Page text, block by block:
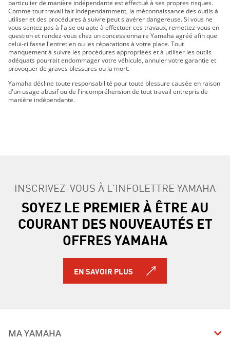
particulier de manière indépendante est effectué à ses propres risques.
Comme tout travail fait indépendamment, la méconnaissance des outils à
utiliser et des procédures à suivre peut s'avérer dangereuse. Si vous ne
vous sentez pas à l'aise ou apte à effectuer ces travaux, remettez-vous en
question et rendez-vous chez un concessionnaire Yamaha agréé afin que
celui-ci fasse l'entretien ou les réparations à votre place. Tout
manquement à suivre les procédures appropriées et à utiliser les outils
adéquats pourrait endommager votre véhicule, annuler votre garantie et
provoquer de graves blessures ou la mort.
Yamaha décline toute responsabilité pour toute blessure causée en raison
d'un usage abusif ou de l'incompréhension de tout travail entrepris de
manière indépendante.
INSCRIVEZ-VOUS À L'INFOLETTRE YAMAHA
SOYEZ LE PREMIER À ÊTRE AU
COURANT DES NOUVEAUTÉS ET
OFFRES YAMAHA
EN SAVOIR PLUS
MA YAMAHA